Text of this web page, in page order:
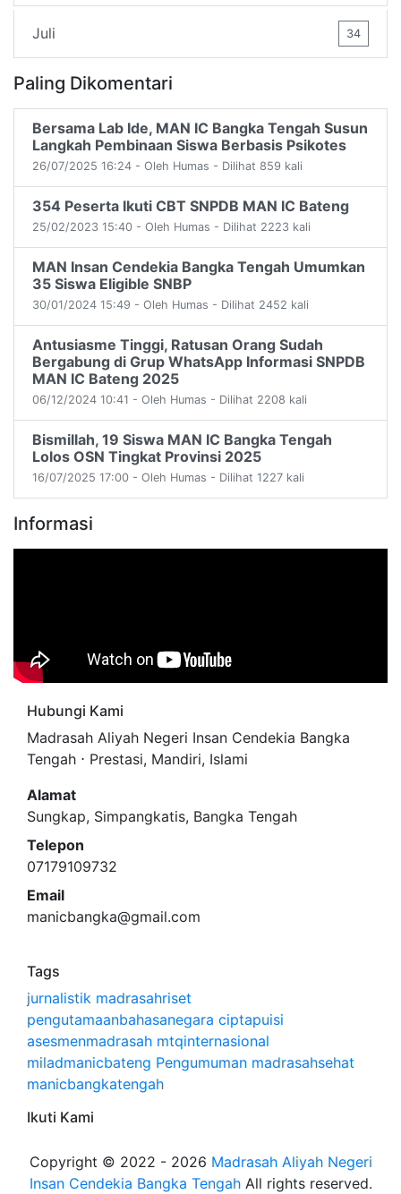
Juli 34
Paling Dikomentari
Bersama Lab Ide, MAN IC Bangka Tengah Susun
Langkah Pembinaan Siswa Berbasis Psikotes
26/07/2025 16:24 - Oleh Humas - Dilihat 859 kali
354 Peserta Ikuti CBT SNPDB MAN IC Bateng
25/02/2023 15:40 - Oleh Humas - Dilihat 2223 kali
MAN Insan Cendekia Bangka Tengah Umumkan
35 Siswa Eligible SNBP
30/01/2024 15:49 - Oleh Humas - Dilihat 2452 kali
Antusiasme Tinggi, Ratusan Orang Sudah
Bergabung di Grup WhatsApp Informasi SNPDB
MAN IC Bateng 2025
06/12/2024 10:41 - Oleh Humas - Dilihat 2208 kali
Bismillah, 19 Siswa MAN IC Bangka Tengah
Lolos OSN Tingkat Provinsi 2025
16/07/2025 17:00 - Oleh Humas - Dilihat 1227 kali
Informasi
Hubungi Kami
Madrasah Aliyah Negeri Insan Cendekia Bangka
Tengah ⋅ Prestasi, Mandiri, Islami
Alamat
Sungkap, Simpangkatis, Bangka Tengah
Telepon
07179109732
Email
manicbangka@gmail.com
Tags
jurnalistik madrasahriset
pengutamaanbahasanegara ciptapuisi
asesmenmadrasah mtqinternasional
miladmanicbateng Pengumuman madrasahsehat
manicbangkatengah
Ikuti Kami
Copyright © 2022 - 2026 Madrasah Aliyah Negeri
Insan Cendekia Bangka TengahAll rights reserved.